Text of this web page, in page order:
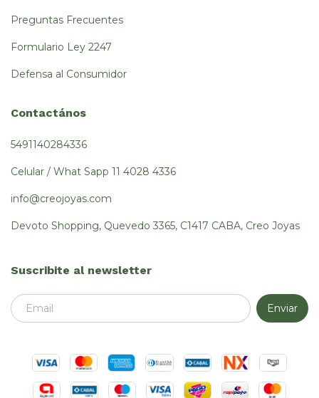
Preguntas Frecuentes
Formulario Ley 2247
Defensa al Consumidor
Contactános
5491140284336
Celular / What Sapp 11 4028 4336
info@creojoyas.com
Devoto Shopping, Quevedo 3365, C1417 CABA, Creo Joyas
Suscribite al newsletter